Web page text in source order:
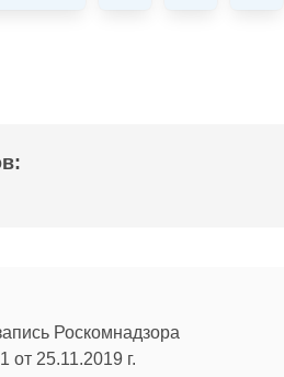
Роскомнадзора
25.11.2019 г.